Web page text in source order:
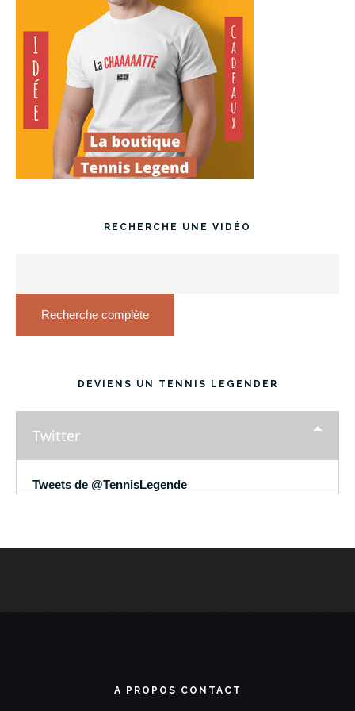
RECHERCHE UNE VIDÉO
Recherche complète
DEVIENS UN TENNIS LEGENDER
Twitter
Tweets de @TennisLegende
A PROPOS CONTACT